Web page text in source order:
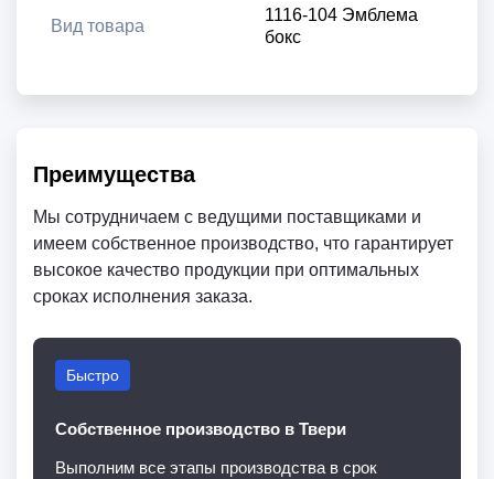
Вид товара
1116-104 Эмблема
бокс
Преимущества
Мы сотрудничаем с ведущими поставщиками и
имеем собственное производство, что гарантирует
высокое качество продукции при оптимальных
сроках исполнения заказа.
Быстро
Собственное производство в Твери
Выполним все этапы производства в срок